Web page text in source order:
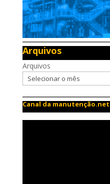
Arquivos
Arquivos
Canal da manutenção.net